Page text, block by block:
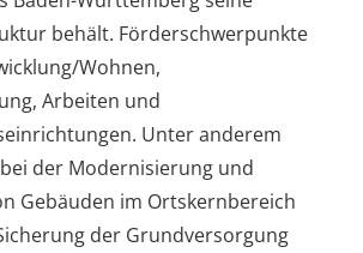
behält. Förderschwerpunkte
Wohnen,
Arbeiten und
Unter anderem
der Modernisierung und
Gebäuden im Ortskernbereich
der Grundversorgung